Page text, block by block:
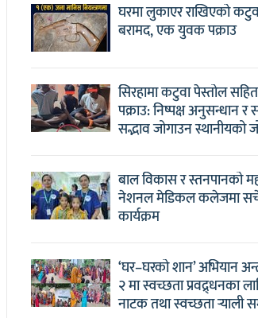
घरमा लुकाएर राखिएको
बरामद, एक युवक पक्राउ
सिरहामा कटुवा पेस्तोल
पक्राउ: निष्पक्ष अनुसन्धान र
सद्भाव जोगाउन स्थानीयको
बाल विकास र स्तनपानको
नेशनल मेडिकल कलेजमा
कार्यक्रम
‘घर–घरको शान’ अभियान
२ मा स्वच्छता प्रवद्र्धनका
नाटक तथा स्वच्छता र्‍याली